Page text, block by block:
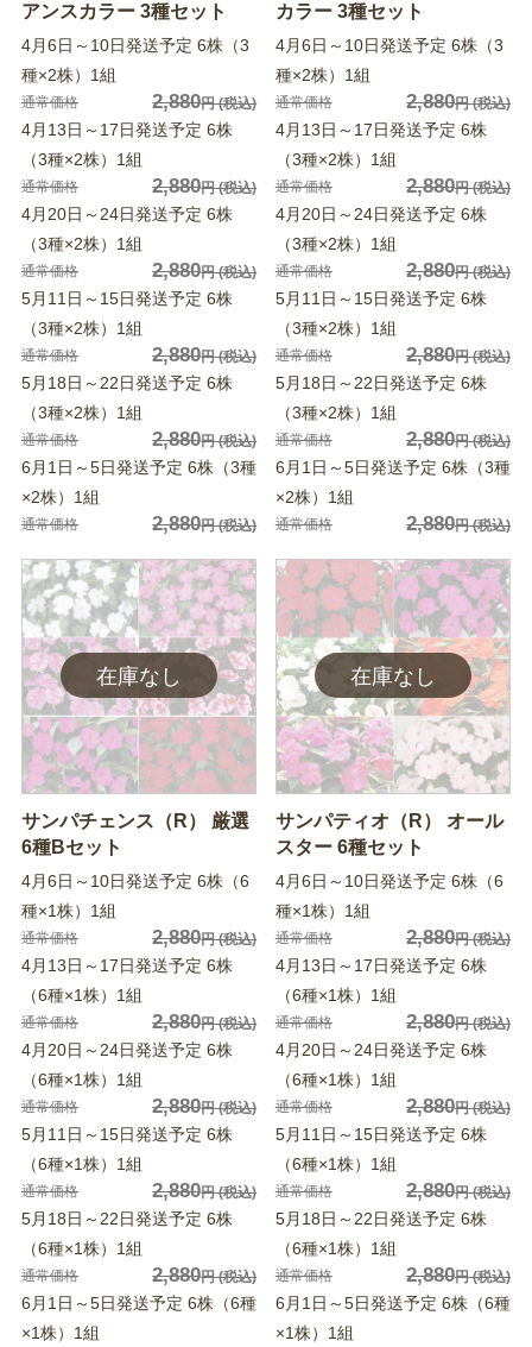
アンスカラー 3種セット
4月6日～10日発送予定 6株（3
種×2株）1組
通常価格 2,880円(税込)
4月13日～17日発送予定 6株
（3種×2株）1組
通常価格 2,880円(税込)
4月20日～24日発送予定 6株
（3種×2株）1組
通常価格 2,880円(税込)
5月11日～15日発送予定 6株
（3種×2株）1組
通常価格 2,880円(税込)
5月18日～22日発送予定 6株
（3種×2株）1組
通常価格 2,880円(税込)
6月1日～5日発送予定 6株（3種
×2株）1組
通常価格 2,880円(税込)
カラー 3種セット
4月6日～10日発送予定 6株（3
種×2株）1組
通常価格 2,880円(税込)
4月13日～17日発送予定 6株
（3種×2株）1組
通常価格 2,880円(税込)
4月20日～24日発送予定 6株
（3種×2株）1組
通常価格 2,880円(税込)
5月11日～15日発送予定 6株
（3種×2株）1組
通常価格 2,880円(税込)
5月18日～22日発送予定 6株
（3種×2株）1組
通常価格 2,880円(税込)
6月1日～5日発送予定 6株（3種
×2株）1組
通常価格 2,880円(税込)
サンパチェンス（R） 厳選
6種Bセット
4月6日～10日発送予定 6株（6
種×1株）1組
通常価格 2,880円(税込)
4月13日～17日発送予定 6株
（6種×1株）1組
通常価格 2,880円(税込)
4月20日～24日発送予定 6株
（6種×1株）1組
通常価格 2,880円(税込)
5月11日～15日発送予定 6株
（6種×1株）1組
通常価格 2,880円(税込)
5月18日～22日発送予定 6株
（6種×1株）1組
通常価格 2,880円(税込)
6月1日～5日発送予定 6株（6種
×1株）1組
サンパティオ（R） オール
スター 6種セット
4月6日～10日発送予定 6株（6
種×1株）1組
通常価格 2,880円(税込)
4月13日～17日発送予定 6株
（6種×1株）1組
通常価格 2,880円(税込)
4月20日～24日発送予定 6株
（6種×1株）1組
通常価格 2,880円(税込)
5月11日～15日発送予定 6株
（6種×1株）1組
通常価格 2,880円(税込)
5月18日～22日発送予定 6株
（6種×1株）1組
通常価格 2,880円(税込)
6月1日～5日発送予定 6株（6種
×1株）1組